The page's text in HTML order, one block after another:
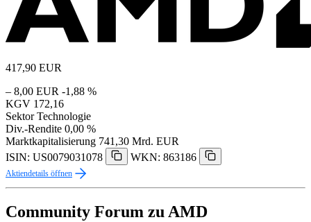
417,90 EUR
– 8,00 EUR -1,88 %
KGV 172,16
Sektor Technologie
Div.-Rendite 0,00 %
Marktkapitalisierung 741,30 Mrd. EUR
ISIN: US0079031078
WKN: 863186
Aktiendetails öffnen
Community Forum zu AMD